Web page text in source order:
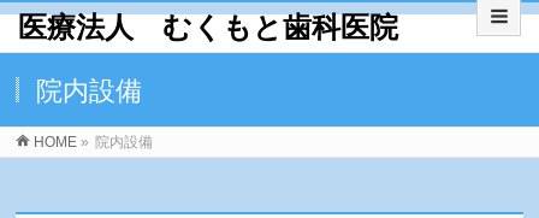
医療法人 むくもと歯科医院
院内設備
HOME » 院内設備